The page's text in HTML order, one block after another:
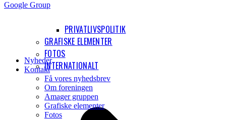
PRIVATLIVSPOLITIK
GRAFISKE ELEMENTER
FOTOS
INTERNATIONALT
Google Group
Nyheder
Kontakt
Få vores nyhedsbrev
Om foreningen
Amager gruppen
Grafiske elementer
Fotos